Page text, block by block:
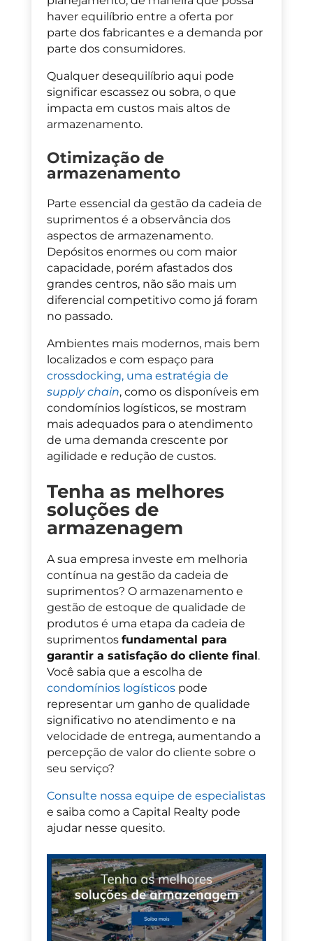
haver equilíbrio entre a oferta por
parte dos fabricantes e a demanda por
parte dos consumidores.
Qualquer desequilíbrio aqui pode
significar escassez ou sobra, o que
impacta em custos mais altos de
armazenamento.
Otimização de
armazenamento
Parte essencial da gestão da cadeia de
suprimentos é a observância dos
aspectos de armazenamento.
Depósitos enormes ou com maior
capacidade, porém afastados dos
grandes centros, não são mais um
diferencial competitivo como já foram
no passado.
Ambientes mais modernos, mais bem
localizados e com espaço para
crossdocking, uma estratégia de
supply chain, como os disponíveis em
condomínios logísticos, se mostram
mais adequados para o atendimento
de uma demanda crescente por
agilidade e redução de custos.
Tenha as melhores
soluções de
armazenagem
A sua empresa investe em melhoria
contínua na gestão da cadeia de
suprimentos?O armazenamento e
gestão de estoque de qualidade de
produtos é uma etapa da cadeia de
suprimentosfundamental para
garantir a satisfação do cliente final.
Você sabia que a escolha de
condomínios logísticos pode
representar um ganho dequalidade
significativo no atendimento e na
velocidade de entrega, aumentando a
percepção de valor do cliente sobre o
seu serviço?
Consulte nossa equipe de especialistas
e saiba como a Capital Realty pode
ajudar nesse quesito.